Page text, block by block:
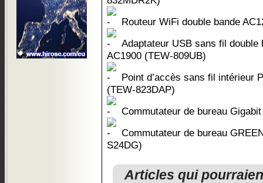
Routeur WiFi double bande
Adaptateur USB sans fil double
AC1900 (TEW-809UB)
Point d’accès sans fil intérieur
(TEW-823DAP)
Commutateur de bureau
Commutateur de bureau
S24DG)
Articles qui